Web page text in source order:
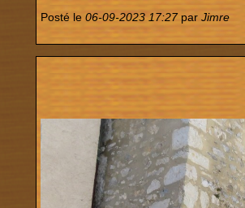
Posté le 06-09-2023 17:27par Jimre